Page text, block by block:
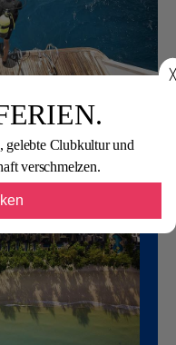
╳
Clubkultur und
verschmelzen.